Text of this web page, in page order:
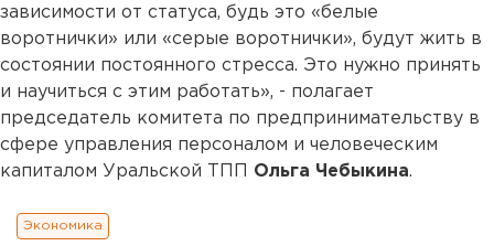
зависимости от статуса, будь это «белые
воротнички» или «серые воротнички», будут жить в
состоянии постоянного стресса. Это нужно принять
и научиться с этим работать», - полагает
председатель комитета по предпринимательству в
сфере управления персоналом и человеческим
капиталом Уральской ТПП Ольга Чебыкина.
Экономика